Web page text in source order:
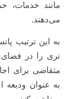
مانند خدمات،
می‌دهند.
به این ترتیب
تری را در